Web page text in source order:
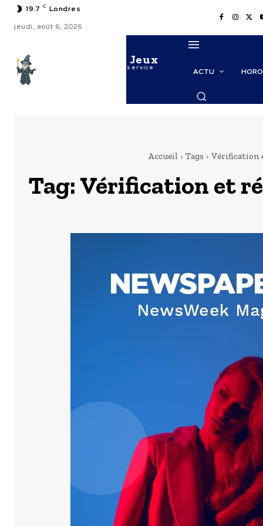
19.7 C Londres
jeudi, août 6, 2026
Le Maitre des Jeux
La puissance de l'IA au service
ACTU
Accueil Tags Vérification
Tag:Vérification et